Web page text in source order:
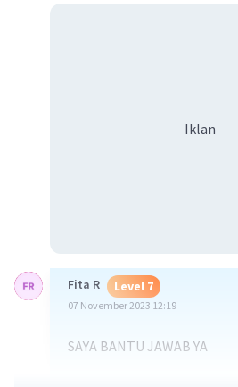
Iklan
Fita R Level 7
07 November 2023 12:19
SAYA BANTU JAWAB YA